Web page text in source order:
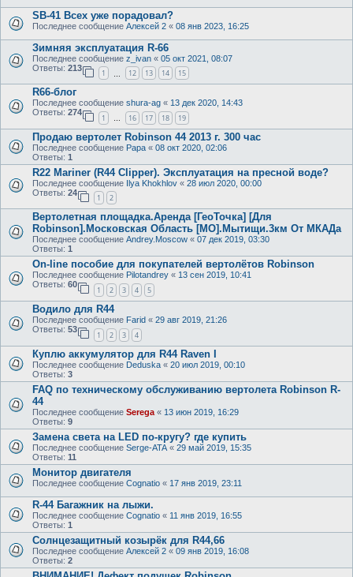
SB-41 Всех уже порадовал?
Последнее сообщение Алексей 2 « 08 янв 2023, 16:25
Зимняя эксплуатация R-66
Последнее сообщение z_ivan « 05 окт 2021, 08:07
Ответы: 213
1 12 13 14 15
R66-блог
Последнее сообщение shura-ag « 13 дек 2020, 14:43
Ответы: 274
1 … 16 17 18 19
Продаю вертолет Robinson 44 2013 г. 300 час
Последнее сообщение Papa « 08 окт 2020, 02:06
Ответы: 1
R22 Mariner (R44 Clipper). Эксплуатация на пресной воде?
Последнее сообщение Ilya Khokhlov « 28 июл 2020, 00:00
Ответы: 24
1 2
Вертолетная площадка.Аренда [ГеоТочка] [Для
Robinson].Московская Область [МО].Мытищи.3км От МКАДа
Последнее сообщение Andrey.Moscow « 07 дек 2019, 03:30
Ответы: 1
On-line пособие для покупателей вертолётов Robinson
Последнее сообщение Pilotandrey « 13 сен 2019, 10:41
Ответы: 60
1 2 3 4 5
Водило для R44
Последнее сообщение Farid « 29 авг 2019, 21:26
Ответы: 53
1 2 3 4
Куплю аккумулятор для R44 Raven I
Последнее сообщение Deduska « 20 июл 2019, 00:10
Ответы: 3
FAQ по техническому обслуживанию вертолета Robinson R-
44
Последнее сообщение Serega « 13 июн 2019, 16:29
Ответы: 9
Замена света на LED по-кругу? где купить
Последнее сообщение Serge-ATA « 29 май 2019, 15:35
Ответы: 11
Монитор двигателя
Последнее сообщение Cognatio « 17 янв 2019, 23:11
R-44 Багажник на лыжи.
Последнее сообщение Cognatio « 11 янв 2019, 16:55
Ответы: 1
Солнцезащитный козырёк для R44,66
Последнее сообщение Алексей 2 « 09 янв 2019, 16:08
Ответы: 2